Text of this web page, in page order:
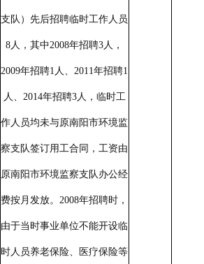
支队） 先后招聘临时工作人员
8人，其中2008年招聘3人，
2009年招聘1 人、 2011年招聘1
人、 2014年招聘3人，临时工
作人员均未与原南阳市环境监
察支队签订用工合同，工资由
原南阳市环境监察支队办公经
费按月发放。 2008年招聘时，
由于当时事业单位不能开设临
时人员养老保险、医疗保险等